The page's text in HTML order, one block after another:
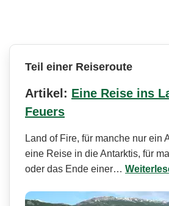
Teil einer Reiseroute
Artikel: Eine Reise ins
Feuers
Land of Fire, für manche nur ein
eine Reise in die Antarktis, für
oder das Ende einer…